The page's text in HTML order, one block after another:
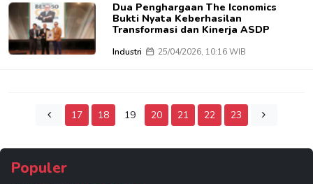
Dua Penghargaan The Iconomics
Bukti Nyata Keberhasilan
Transformasi dan Kinerja ASDP
Industri 25/04/2026, 10:16 WIB
17 18 19 20 21 22 23
Populer